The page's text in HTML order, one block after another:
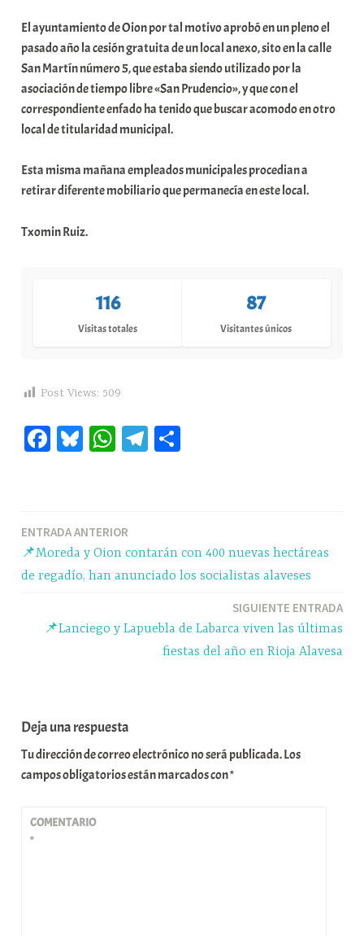
o
m
u
n
i
t
t
e
El ayuntamiento de Oion por tal motivo aprobó en un pleno el
pasado año la cesión gratuita de un local anexo, sito en la calle
San Martín número 5, que estaba siendo utilizado por la
asociación de tiempo libre «San Prudencio», y que con el
correspondiente enfado ha tenido que buscar acomodo en otro
local de titularidad municipal.
Esta misma mañana empleados municipales procedian a
retirar diferente mobiliario que permanecía en este local.
Txomin Ruiz.
116
Visitas totales
87
Visitantes únicos
Post Views: 509
Fa Bl W
pp
Te
m rti
r
Navegación
de
ENTRADA ANTERIOR
📌Moreda y Oion contarán con 400 nuevas hectáreas
de regadío, han anunciado los socialistas alaveses
SIGUIENTE ENTRADA
📌Lanciego y Lapuebla de Labarca viven las últimas
fiestas del año en Rioja Alavesa
Deja una respuesta
Tu dirección de correo electrónico no será publicada.Los
campos obligatorios están marcados con*
COMENTARIO
*